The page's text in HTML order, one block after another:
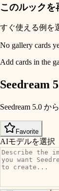
このルック
すぐ使える例を
No gallery cards
Add cards in the
Seedream
Seedream 5.0
Favorite
AIモデルを選択